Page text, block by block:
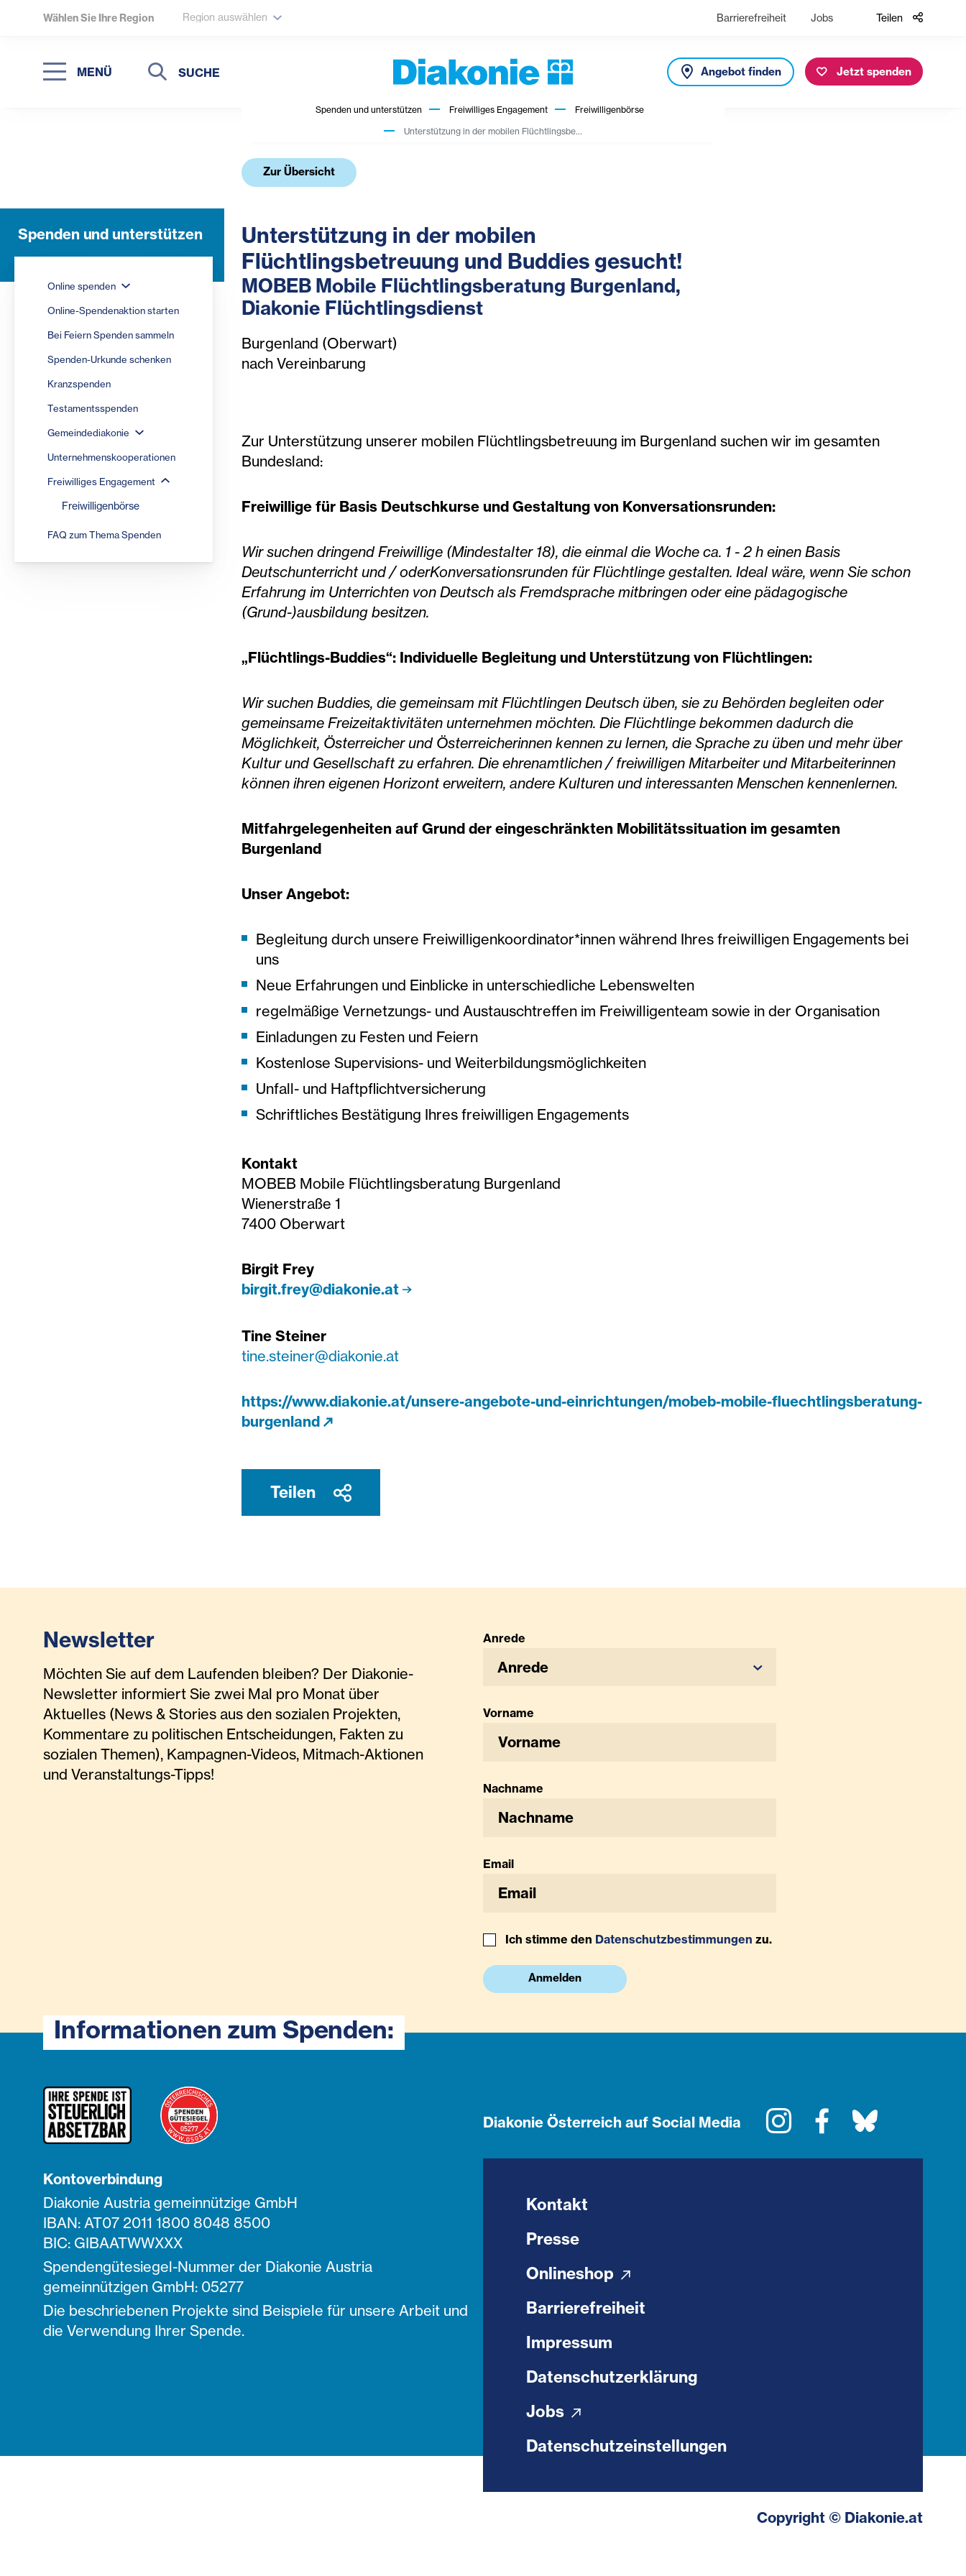
Wählen Sie Ihre Region Region auswählen Barrierefreiheit Jobs Teilen
MENÜ
Suche
Suche
Angebot finden Jetzt spenden
Spenden und unterstützen Freiwilliges Engagement
Freiwilligenbörse
Unterstützung in der mobilen Flüchtlingsbe...
Spenden und unterstützen
Online spenden
Online-Spendenaktion starten
Bei Feiern Spenden sammeln
Spenden-Urkunde schenken
Kranzspenden
Testamentsspenden
Gemeindediakonie
Unternehmenskooperationen
Freiwilliges Engagement
Freiwilligenbörse
FAQ zum Thema Spenden
Zur Übersicht
Unterstützung in der mobilen
Flüchtlingsbetreuung und Buddies gesucht!
MOBEB Mobile Flüchtlingsberatung Burgenland,
Diakonie Flüchtlingsdienst
Burgenland (Oberwart)
nach Vereinbarung
Zur Unterstützung unserer mobilen Flüchtlingsbetreuung im Burgenland suchen wir im gesamten
Bundesland:
Freiwillige für Basis Deutschkurse und Gestaltung von Konversationsrunden:
Wir suchen dringend Freiwillige (Mindestalter 18), die einmal die Woche ca. 1 - 2 h einen Basis
Deutschunterricht und / oderKonversationsrunden für Flüchtlinge gestalten. Ideal wäre, wenn Sie schon
Erfahrung im Unterrichten von Deutsch als Fremdsprache mitbringen oder eine pädagogische
(Grund-)ausbildung besitzen.
„Flüchtlings-Buddies“: Individuelle Begleitung und Unterstützung von Flüchtlingen:
Wir suchen Buddies, die gemeinsam mit Flüchtlingen Deutsch üben, sie zu Behörden begleiten oder
gemeinsame Freizeitaktivitäten unternehmen möchten. Die Flüchtlinge bekommen dadurch die
Möglichkeit, Österreicher und Österreicherinnen kennen zu lernen, die Sprache zu üben und mehr über
Kultur und Gesellschaft zu erfahren. Die ehrenamtlichen / freiwilligen Mitarbeiter und Mitarbeiterinnen
können ihren eigenen Horizont erweitern, andere Kulturen und interessanten Menschen kennenlernen.
Mitfahrgelegenheiten auf Grund der eingeschränkten Mobilitätssituation im gesamten
Burgenland
Unser Angebot:
Begleitung durch unsere Freiwilligenkoordinator*innen während Ihres freiwilligen Engagements bei
uns
Neue Erfahrungen und Einblicke in unterschiedliche Lebenswelten
regelmäßige Vernetzungs- und Austauschtreffen im Freiwilligenteam sowie in der Organisation
Einladungen zu Festen und Feiern
Kostenlose Supervisions- und Weiterbildungsmöglichkeiten
Unfall- und Haftpflichtversicherung
Schriftliches Bestätigung Ihres freiwilligen Engagements
Kontakt
MOBEB Mobile Flüchtlingsberatung Burgenland
Wienerstraße 1
7400 Oberwart
Birgit Frey
birgit.frey@diakonie.at
Tine Steiner
tine.steiner@diakonie.at
https://www.diakonie.at/unsere-angebote-und-einrichtungen/mobeb-mobile-fluechtlingsberatung-
burgenland
Teilen
Newsletter
Möchten Sie auf dem Laufenden bleiben? Der Diakonie-
Newsletter informiert Sie zwei Mal pro Monat über
Aktuelles (News & Stories aus den sozialen Projekten,
Kommentare zu politischen Entscheidungen, Fakten zu
sozialen Themen), Kampagnen-Videos, Mitmach-Aktionen
und Veranstaltungs-Tipps!
Anrede
Anrede
Vorname
Nachname
Email
Ich stimme den Datenschutzbestimmungen zu.
Anmelden
Informationen zum Spenden:
Kontoverbindung
Diakonie Austria gemeinnützige GmbH
IBAN: AT07 2011 1800 8048 8500
BIC: GIBAATWWXXX
Spendengütesiegel-Nummer der Diakonie Austria
gemeinnützigen GmbH: 05277
Die beschriebenen Projekte sind Beispiele für unsere Arbeit und
die Verwendung Ihrer Spende.
Diakonie Österreich auf Social Media InstagramFacebook
Kontakt
Presse
Onlineshop
Barrierefreiheit
Impressum
Datenschutzerklärung
Jobs
Datenschutzeinstellungen
Copyright © Diakonie.at